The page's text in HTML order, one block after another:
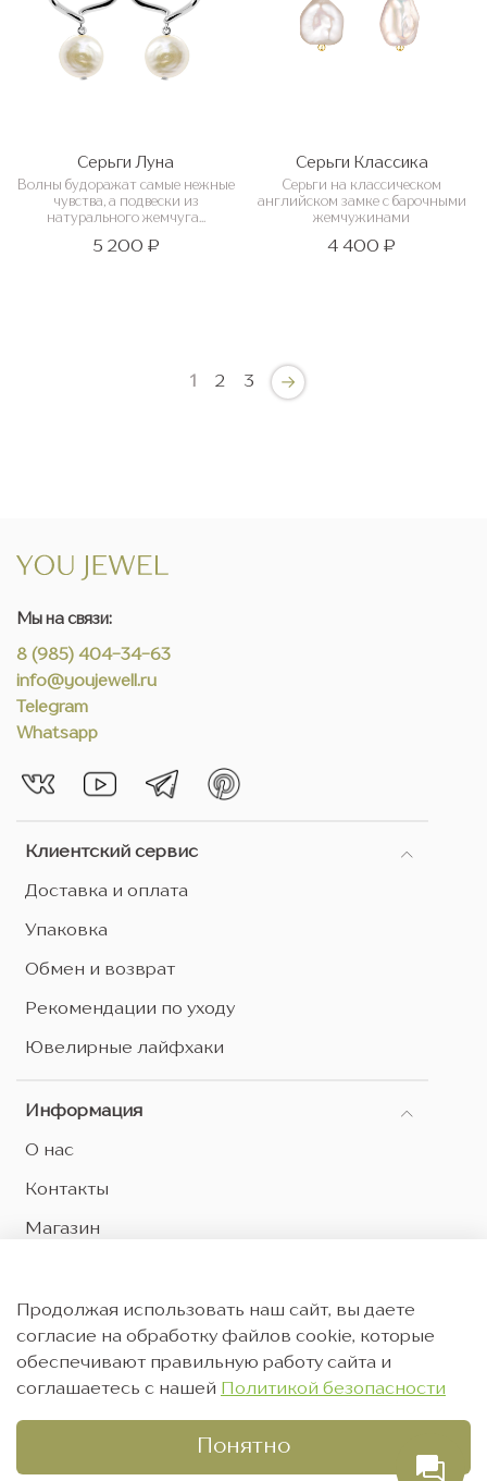
Серьги Луна
Волны будоражат самые нежные
чувства, а подвески из
натурального жемчуга...
5 200 ₽
Серьги Классика
Серьги на классическом
английском замке с барочными
жемчужинами
4 400 ₽
1 2 3
Мы на связи:
8 (985) 404-34-63
info@youjewell.ru
Telegram
Whatsapp
Клиентский сервис
Доставка и оплата
Упаковка
Обмен и возврат
Рекомендации по уходу
Ювелирные лайфхаки
Информация
О нас
Контакты
Магазин
Оферта и политика конфиденциальности
Согласие на обработку персональных данных
Согласие на рекламную рассылку
Продолжая использовать наш сайт, вы даете
согласие на обработку файлов cookie, которые
обеспечивают правильную работу сайта и
соглашаетесь с нашей
Политикой безопасности
Понятно